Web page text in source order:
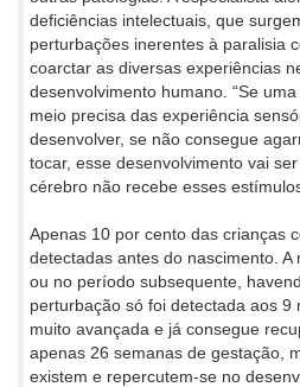
deficiências intelectuais, que
perturbações inerentes à paralisia
coarctar as diversas experiências
desenvolvimento humano. “Se
meio precisa das experiência
desenvolver, se não consegue
tocar, esse desenvolvimento vai
cérebro não recebe esses
Apenas 10 por cento das crianças
detectadas antes do nascimento.
ou no período subsequente,
perturbação só foi detectada aos 9
muito avançada e já consegue
apenas 26 semanas de gestação,
existem e repercutem-se no